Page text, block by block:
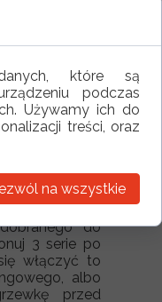
squat?
do planu
go jako
dolnych
2-3 razy w
to zacznij
do
3 serie po
włączyć to
albo
przed
które są
podczas
Używamy ich do
treści, oraz
na wszystkie